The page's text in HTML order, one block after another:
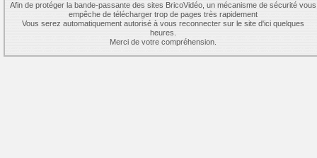
Afin de protéger la bande-passante des sites BricoVidéo, un mécanisme de sécurité vous
empêche de télécharger trop de pages très rapidement
Vous serez automatiquement autorisé à vous reconnecter sur le site d'ici quelques
heures.
Merci de votre compréhension.